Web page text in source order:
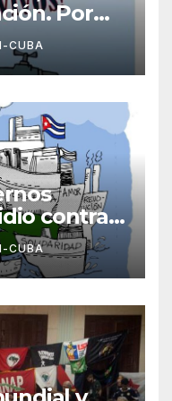
Por
Juan
CUBA
contra
López
CUBA